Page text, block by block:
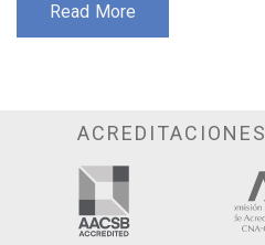
Read More
ACREDITACIONES